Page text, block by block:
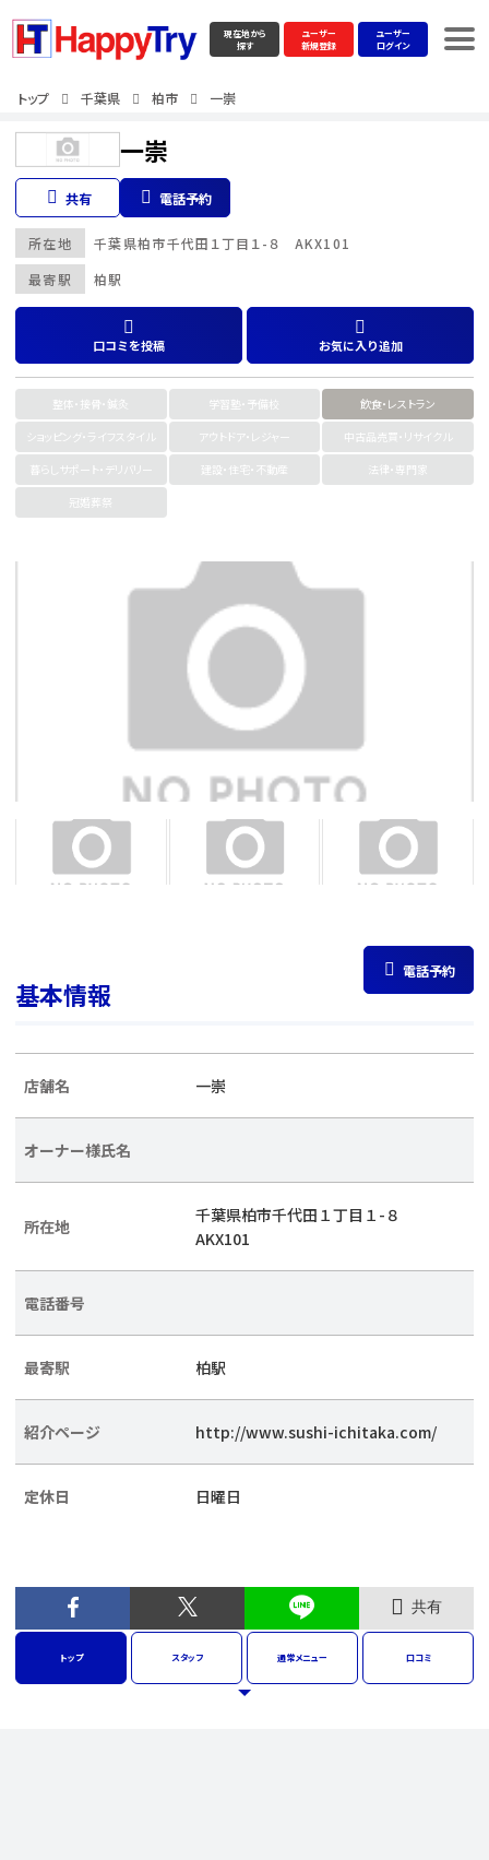
現在地から
探す
ユーザー
新規登録
ユーザー
ログイン
トップ 千葉県 柏市 一崇
一崇
共有 電話予約
最寄駅 柏駅
所在地 千葉県柏市千代田１丁目１-８ AKX101
口コミを投稿 お気に入り追加
整体・接骨・鍼灸 学習塾・予備校
飲食・レストラン
ショッピング・ライフスタイル
アウトドア・レジャー
中古品売買・リサイクル
暮らしサポート・デリバリー
建設・住宅・不動産
法律・専門家
冠婚葬祭
電話予約
基本情報
店舗名 一崇
オーナー様氏名
所在地
千葉県柏市千代田１丁目１-８
AKX101
電話番号
最寄駅 柏駅
紹介ページ http://www.sushi-ichitaka.com/
定休日 日曜日
共有
トップ スタッフ 通常メニュー 口コミ